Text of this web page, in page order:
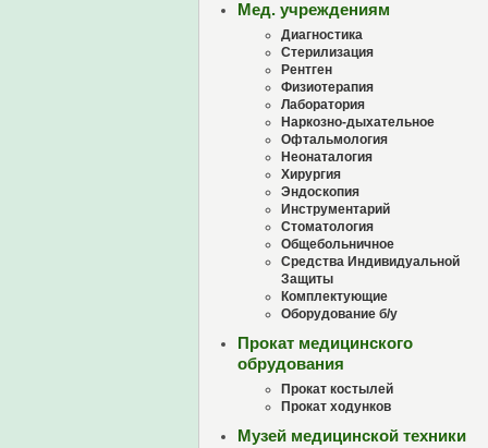
Мед. учреждениям
Диагностика
Стерилизация
Рентген
Физиотерапия
Лаборатория
Наркозно-дыхательное
Офтальмология
Неонаталогия
Хирургия
Эндоскопия
Инструментарий
Стоматология
Общебольничное
Средства Индивидуальной
Защиты
Комплектующие
Оборудование б/у
Прокат медицинского
обрудования
Прокат костылей
Прокат ходунков
Музей медицинской техники